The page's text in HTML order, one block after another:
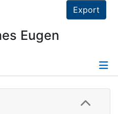
Export
Eugen